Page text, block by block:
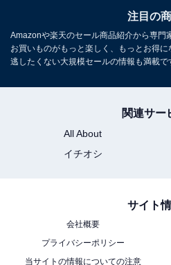
交通手段：紀伊田辺駅から龍
坊道路阪和自動車道「南紀田辺
大人1名（参考価格）：23,320円
※料金は公式Webサイト参考価
チェックイン・チェックアウ
チェックイン：15:00
チェックアウト：10:00
注目の
Amazonや楽天のセール商品紹介から専門
お買いものがもっと楽しく、もっとお得
逃したくない大規模セールの情報も満載で
関連サー
All About
イチオシ
サイト
会社概要
プライバシーポリシー
当サイトの情報についての注意